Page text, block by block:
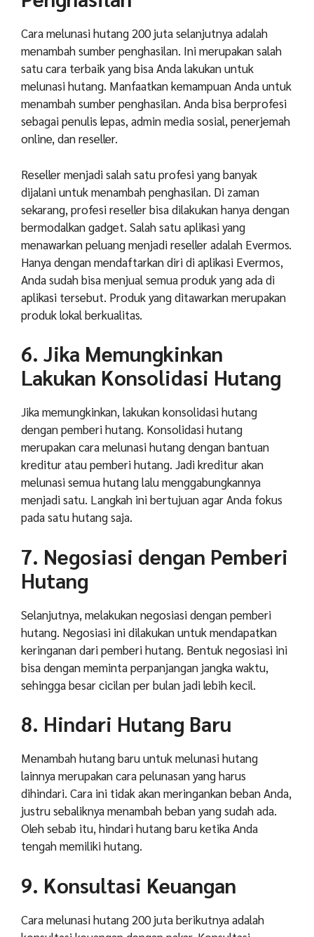
Cara melunasi hutang 200 juta selanjutnya adalah
menambah sumber penghasilan. Ini merupakan salah
satu cara terbaik yang bisa Anda lakukan untuk
melunasi hutang. Manfaatkan kemampuan Anda untuk
menambah sumber penghasilan. Anda bisa berprofesi
sebagai penulis lepas, admin media sosial, penerjemah
online, dan reseller.
Reseller menjadi salah satu profesi yang banyak
dijalani untuk menambah penghasilan. Di zaman
sekarang, profesi reseller bisa dilakukan hanya dengan
bermodalkan gadget. Salah satu aplikasi yang
menawarkan peluang menjadi reseller adalah Evermos.
Hanya dengan mendaftarkan diri di aplikasi Evermos,
Anda sudah bisa menjual semua produk yang ada di
aplikasi tersebut. Produk yang ditawarkan merupakan
produk lokal berkualitas.
6. Jika Memungkinkan
Lakukan Konsolidasi Hutang
Jika memungkinkan, lakukan konsolidasi hutang
dengan pemberi hutang. Konsolidasi hutang
merupakan cara melunasi hutang dengan bantuan
kreditur atau pemberi hutang. Jadi kreditur akan
melunasi semua hutang lalu menggabungkannya
menjadi satu. Langkah ini bertujuan agar Anda fokus
pada satu hutang saja.
7. Negosiasi dengan Pemberi
Hutang
Selanjutnya, melakukan negosiasi dengan pemberi
hutang. Negosiasi ini dilakukan untuk mendapatkan
keringanan dari pemberi hutang. Bentuk negosiasi ini
bisa dengan meminta perpanjangan jangka waktu,
sehingga besar cicilan per bulan jadi lebih kecil.
8. Hindari Hutang Baru
Menambah hutang baru untuk melunasi hutang
lainnya merupakan cara pelunasan yang harus
dihindari. Cara ini tidak akan meringankan beban Anda,
justru sebaliknya menambah beban yang sudah ada.
Oleh sebab itu, hindari hutang baru ketika Anda
tengah memiliki hutang.
9. Konsultasi Keuangan
Cara melunasi hutang 200 juta berikutnya adalah